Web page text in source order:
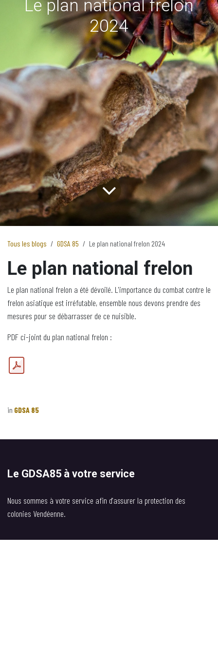
Le plan national frelon
2024
Tous les blogs GDSA 85 Le plan national frelon 2024
Le plan national frelon
Le plan national frelon a été dévoilé. L'importance du combat contre le
frelon asiatique est irréfutable, ensemble nous devons prendre des
mesures pour se débarrasser de ce nuisible.
PDF ci-joint du plan national frelon :
in GDSA 85
Le GDSA85 à votre service
Nous sommes à votre service afin d'assurer la protection des
colonies Vendéenne.